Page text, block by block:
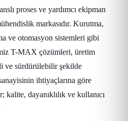
proses ve yardımcı ekipman
markasıdır. Kurutma,
ve otomasyon sistemleri gibi
T-MAX çözümleri, üretim
ve sürdürülebilir şekilde
ihtiyaçlarına göre
dayanıklılık ve kullanıcı